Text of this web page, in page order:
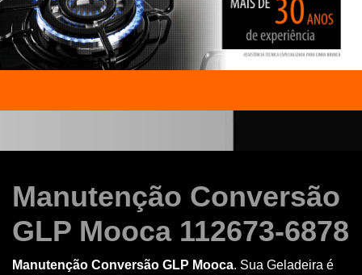
Manutenção Conversão
GLP Mooca 112673-6878
Manutenção Conversão GLP Mooca. Sua Geladeira é